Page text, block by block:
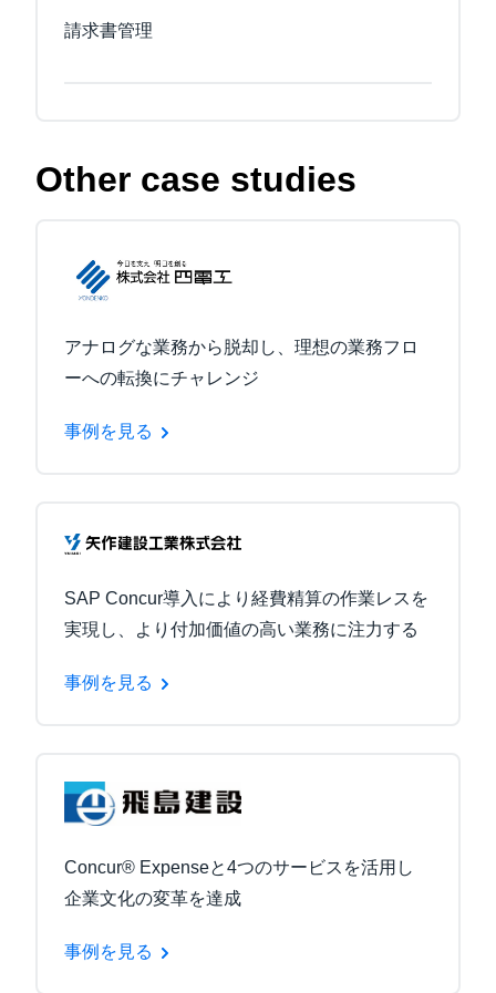
請求書管理
Other case studies
アナログな業務から脱却し、理想の業務フロ
ーへの転換にチャレンジ
事例を見る
SAP Concur導入により経費精算の作業レスを
実現し、より付加価値の高い業務に注力する
事例を見る
Concur® Expenseと4つのサービスを活用し
企業文化の変革を達成
事例を見る